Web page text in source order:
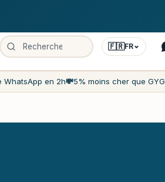
🇫🇷FR
WhatsApp en 2h💸5% moins cher que GYG